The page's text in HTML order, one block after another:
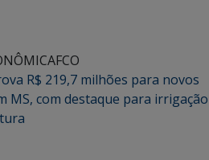
FCO
R$ 219,7 milhões para novos
MS, com destaque para irrigação